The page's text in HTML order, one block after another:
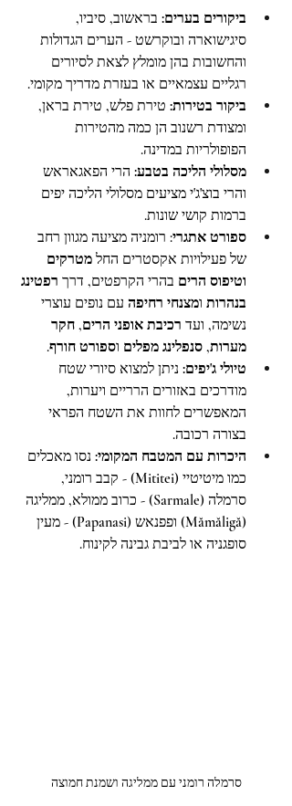
ביקורים בערים: בראשוב, סיביו,
סיגישוארה ובוקרשט - הערים הגדולות
והחשובות בהן מומלץ לצאת לסיורים
רגליים עצמאיים או בעזרת מדריך מקומי.
ביקור בטירות: טירת פלש, טירת בראן,
ומצודת רשנוב הן כמה מהטירות
הפופולריות במדינה.
מסלולי הליכה בטבע: הרי הפאגאראש
והרי בוצ'ג'י מציעים מסלולי הליכה יפים
ברמות קושי שונות.
ספורט אתגרי: רומניה מציעה מגוון רחב
של פעילויות אקסטרים החל מטרקים
וטיפוס הרים בהרי הקרפטים, דרך רפטינג
בנהרות ומצנחי רחיפה עם נופים עוצרי
נשימה, ועד רכיבת אופני הרים, חקר
מערות, סנפלינג מפלים וספורט חורף.
טיולי ג'יפים: ניתן למצוא סיורי שטח
מודרכים באזורים הרריים ויערות,
המאפשרים לחוות את השטח הפראי
בצורה רכובה.
היכרות עם המטבח המקומי: נסו מאכלים
כמו מיטיטיי (Mititei) - קבב רומני,
סרמלה (Sarmale) - כרוב ממולא, ממליגה
(Mămăligă) ופפנאש (Papanasi) - מעין
סופגניה או לביבת גבינה לקינוח.
סרמלה רומני עם ממליגה ושמנת חמוצה